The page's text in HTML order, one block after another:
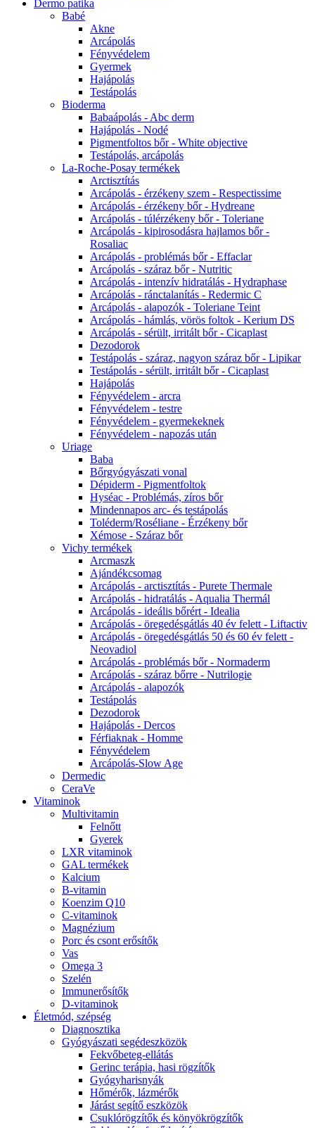
Dermo patika
Babé
Akne
Arcápolás
Fényvédelem
Gyermek
Hajápolás
Testápolás
Bioderma
Babaápolás - Abc derm
Hajápolás - Nodé
Pigmentfoltos bőr - White objective
Testápolás, arcápolás
La-Roche-Posay termékek
Arctisztítás
Arcápolás - érzékeny szem - Respectissime
Arcápolás - érzékeny bőr - Hydreane
Arcápolás - túlérzékeny bőr - Toleriane
Arcápolás - kipirosodásra hajlamos bőr -
Rosaliac
Arcápolás - problémás bőr - Effaclar
Arcápolás - száraz bőr - Nutritic
Arcápolás - intenzív hidratálás - Hydraphase
Arcápolás - ránctalanítás - Redermic C
Arcápolás - alapozók - Toleriane Teint
Arcápolás - hámlás, vörös foltok - Kerium DS
Arcápolás - sérült, irritált bőr - Cicaplast
Dezodorok
Testápolás - száraz, nagyon száraz bőr - Lipikar
Testápolás - sérült, irritált bőr - Cicaplast
Hajápolás
Fényvédelem - arcra
Fényvédelem - testre
Fényvédelem - gyermekeknek
Fényvédelem - napozás után
Uriage
Baba
Bőrgyógyászati vonal
Dépiderm - Pigmentfoltok
Hyséac - Problémás, zíros bőr
Mindennapos arc- és testápolás
Toléderm/Roséliane - Érzékeny bőr
Xémose - Száraz bőr
Vichy termékek
Arcmaszk
Ajándékcsomag
Arcápolás - arctisztítás - Purete Thermale
Arcápolás - hidratálás - Aqualia Thermál
Arcápolás - ideális bőrért - Idealia
Arcápolás - öregedésgátlás 40 év felett - Liftactiv
Arcápolás - öregedésgátlás 50 és 60 év felett -
Neovadiol
Arcápolás - problémás bőr - Normaderm
Arcápolás - száraz bőrre - Nutrilogie
Arcápolás - alapozók
Testápolás
Dezodorok
Hajápolás - Dercos
Férfiaknak - Homme
Fényvédelem
Arcápolás-Slow Age
Dermedic
CeraVe
Vitaminok
Multivitamin
Felnőtt
Gyerek
LXR vitaminok
GAL termékek
Kalcium
B-vitamin
Koenzim Q10
C-vitaminok
Magnézium
Porc és csont erősítők
Vas
Omega 3
Szelén
Immunerősítők
D-vitaminok
Életmód, szépség
Diagnosztika
Gyógyászati segédeszközök
Fekvőbeteg-ellátás
Gerinc terápia, hasi rögzítők
Gyógyharisnyák
Hőmérők, lázmérők
Járást segítő eszközök
Csuklórögzítők és könyökrögzítők